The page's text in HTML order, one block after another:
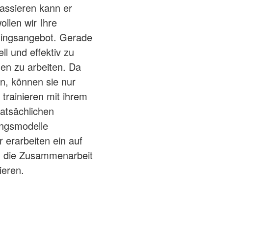
kann er
wir Ihre
Gerade
und effektiv zu
zu arbeiten. Da
können sie nur
mit ihrem
erarbeiten ein auf
Zusammenarbeit